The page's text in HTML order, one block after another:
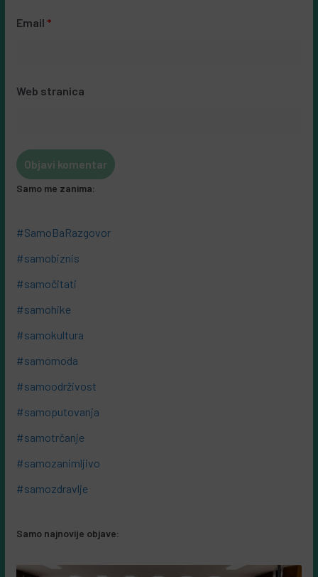
Email *
Web stranica
Samo me zanima:
#SamoBaRazgovor
#samobiznis
#samočitati
#samohike
#samokultura
#samomoda
#samoodrživost
#samoputovanja
#samotrčanje
#samozanimljivo
#samozdravlje
Samo najnovije objave: